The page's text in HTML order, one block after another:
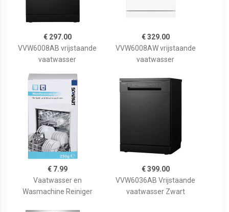
€ 297.00
VVW6008AB vrijstaande
vaatwasser
€ 329.00
VVW6008AW vrijstaande
vaatwasser
€ 7.99
Vaatwasser en
Wasmachine Reiniger
€ 399.00
VVW6036AB Vrijstaande
vaatwasser Zwart